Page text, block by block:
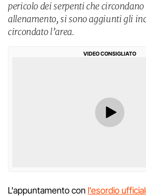
pericolo dei serpenti che
allenamento, si sono aggiunti gli
circondato l’area.
VIDEO CONSIGLIATO
L'appuntamento con l'esordio